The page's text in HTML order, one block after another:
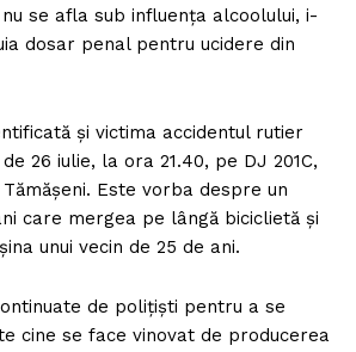
se afla sub influenţa alcoolului, i-
dosar penal pentru ucidere din
şi victima accidentul rutier
26 iulie, la ora 21.40, pe DJ 201C,
Este vorba despre un
care mergea pe lângă biciclietă şi
unui vecin de 25 de ani.
de poliţişti pentru a se
cine se face vinovat de producerea